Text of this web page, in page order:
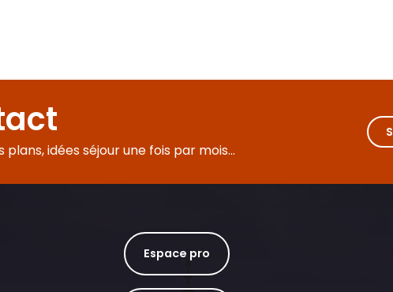
idées séjour une fois par mois...
Espace pro